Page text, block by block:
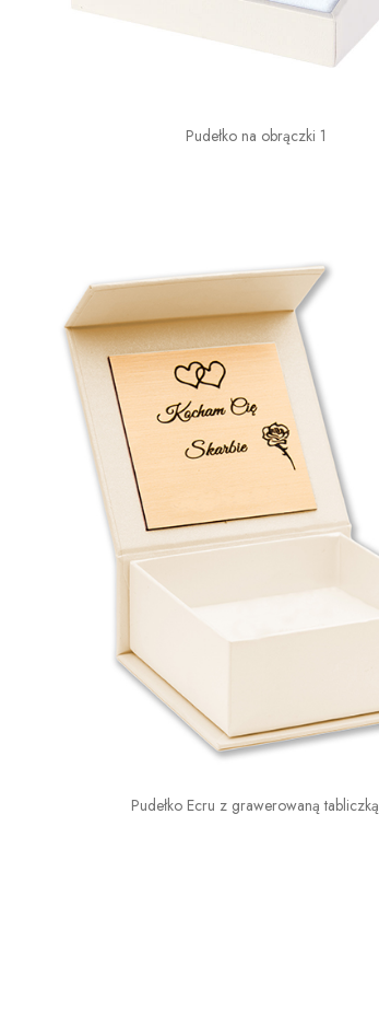
Pudełko na obrączki 1
Pudełko Ecru z grawerowaną tabliczką